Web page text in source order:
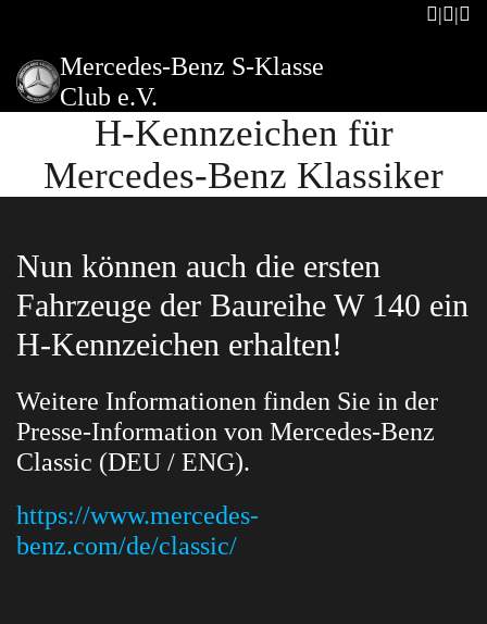
Mercedes-Benz S-Klasse
Club e.V.
H-Kennzeichen für
Mercedes-Benz Klassiker
Nun können auch die ersten
Fahrzeuge der Baureihe W 140 ein
H-Kennzeichen erhalten!
Weitere Informationen finden Sie in der
Presse-Information von Mercedes-Benz
Classic (DEU / ENG).
https://www.mercedes-
benz.com/de/classic/